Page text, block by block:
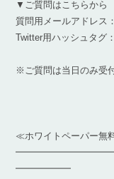
▼ご質問はこちらから
質問用メールアドレス
Twitter用ハッシュタグ
※ご質問は当日のみ受
≪ホワイトペーパー無
━━━━━━